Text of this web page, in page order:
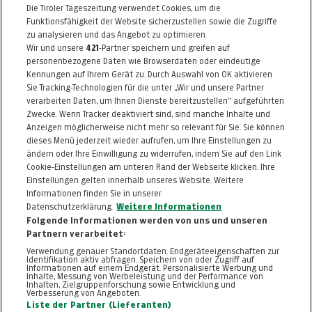
Telefon: 0512 / 22550
E-Mail:voels@schuler.co.at
http://www.schuler.co.at
Alle Artikel des Händlers
Informationen zum Kaufvertrag
ZURÜCK NACH
OBEN
FAQ HILFE IMPRESSUM
KONTAKT DATENSCHUTZ
Die Tiroler Tageszeitung verwendet Cookies, um die
Funktionsfähigkeit der Website sicherzustellen sowie die Zugriffe
zu analysieren und das Angebot zu optimieren.
Wir und unsere 421-Partner speichern und greifen auf
personenbezogene Daten wie Browserdaten oder eindeutige
Kennungen auf Ihrem Gerät zu. Durch Auswahl von OK aktivieren
Sie Tracking-Technologien für die unter „Wir und unsere Partner
verarbeiten Daten, um Ihnen Dienste bereitzustellen“ aufgeführten
Zwecke. Wenn Tracker deaktiviert sind, sind manche Inhalte und
Anzeigen möglicherweise nicht mehr so relevant für Sie. Sie können
dieses Menü jederzeit wieder aufrufen, um Ihre Einstellungen zu
ändern oder Ihre Einwilligung zu widerrufen, indem Sie auf den Link
Cookie-Einstellungen am unteren Rand der Webseite klicken. Ihre
Einstellungen gelten innerhalb unseres Website. Weitere
Informationen finden Sie in unserer
Datenschutzerklärung.
Weitere Informationen
Folgende Informationen werden von uns und unseren
Partnern verarbeitet:
Verwendung genauer Standortdaten. Endgeräteeigenschaften zur
Identifikation aktiv abfragen. Speichern von oder Zugriff auf
Informationen auf einem Endgerät. Personalisierte Werbung und
Inhalte, Messung von Werbeleistung und der Performance von
Inhalten, Zielgruppenforschung sowie Entwicklung und
Verbesserung von Angeboten.
Liste der Partner (Lieferanten)